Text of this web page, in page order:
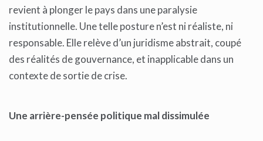
revient à plonger le pays dans une paralysie
institutionnelle. Une telle posture n’est ni réaliste, ni
responsable. Elle relève d’un juridisme abstrait, coupé
des réalités de gouvernance, et inapplicable dans un
contexte de sortie de crise.
Une arrière-pensée politique mal dissimulée